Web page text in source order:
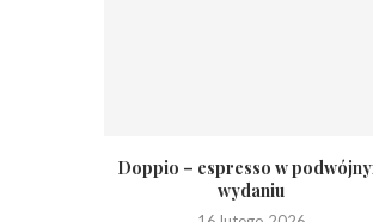
Doppio – espresso w
wydaniu